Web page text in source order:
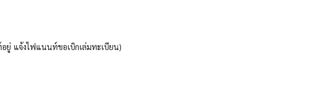
ยู่ แจ้งไฟแนนท์ขอเบิกเล่มทะเบียน)